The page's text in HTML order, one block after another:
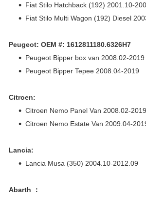
Fiat Stilo Hatchback (192) 2001.10-
Fiat Stilo Multi Wagon (192) Diesel
Peugeot: OEM #: 1612811180.6326H7
Peugeot Bipper box van 2008.02-2019
Peugeot Bipper Tepee 2008.04-2019
Citroen:
Citroen Nemo Panel Van 2008.02-2019
Citroen Nemo Estate Van 2009.04-
Lancia:
Lancia Musa (350) 2004.10-2012.09
Abarth ：